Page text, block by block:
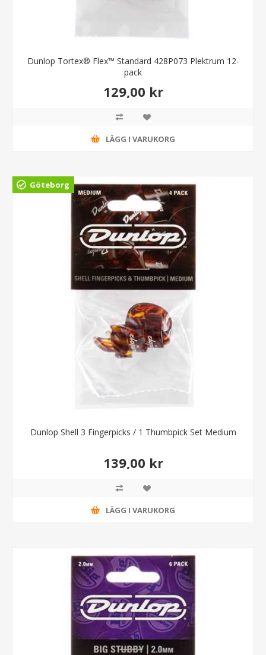
Dunlop Tortex® Flex™ Standard 428P073 Plektrum 12-
pack
129,00 kr
LÄGG I VARUKORG
Göteborg
Dunlop Shell 3 Fingerpicks / 1 Thumbpick Set Medium
139,00 kr
LÄGG I VARUKORG